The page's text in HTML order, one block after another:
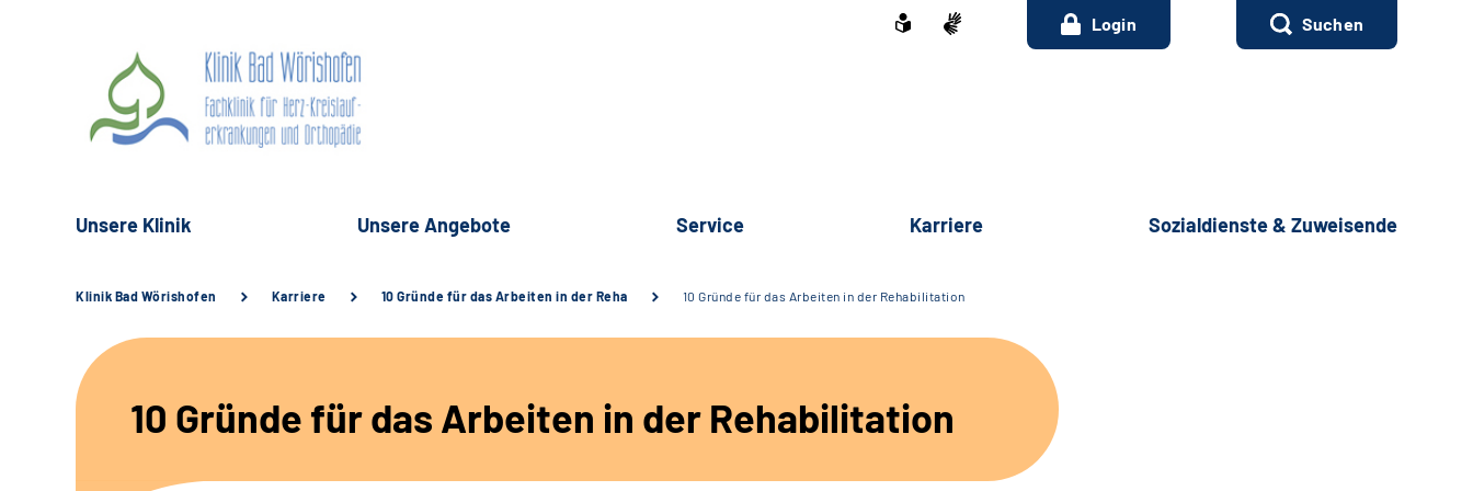
Login Suchen
Unsere Klinik Unsere Angebote Service Karriere Sozialdienste & Zuweisende
Klinik Bad Wörishofen Karriere 10 Gründe für das Arbeiten in der Reha 10 Gründe für das Arbeiten in der Rehabilitation
10 Gründe für das Arbeiten in der Rehabilitation